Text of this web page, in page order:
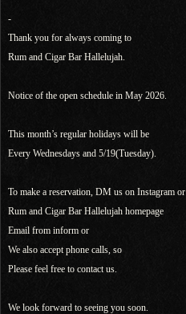
-
Thank you for always coming to
Rum and Cigar Bar Hallelujah.
Notice of the open schedule in May 2026.
This month’s regular holidays will be
Every Wednesdays and 5/19(Tuesday).
To make a reservation, DM us on Instagram or
Rum and Cigar Bar Hallelujah homepage
Email from inform or
We also accept phone calls, so
Please feel free to contact us.
We look forward to seeing you soon.